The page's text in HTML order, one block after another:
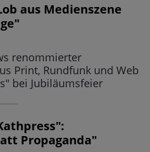
aus Medienszene
renommierter
Print, Rundfunk und Web
bei Jubiläumsfeier
Propaganda"